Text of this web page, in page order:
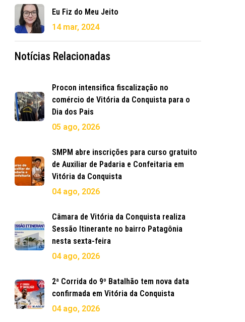
Eu Fiz do Meu Jeito
14 mar, 2024
Notícias Relacionadas
Procon intensifica fiscalização no
comércio de Vitória da Conquista para o
Dia dos Pais
05 ago, 2026
SMPM abre inscrições para curso gratuito
de Auxiliar de Padaria e Confeitaria em
Vitória da Conquista
04 ago, 2026
Câmara de Vitória da Conquista realiza
Sessão Itinerante no bairro Patagônia
nesta sexta-feira
04 ago, 2026
2ª Corrida do 9º Batalhão tem nova data
confirmada em Vitória da Conquista
04 ago, 2026